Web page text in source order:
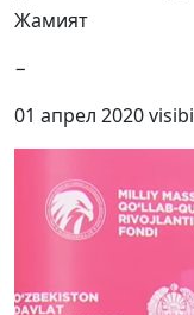
Жамият
−
01 апрел 2020